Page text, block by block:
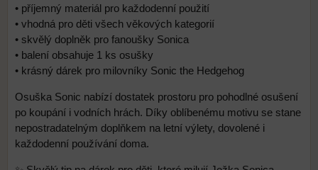
• příjemný materiál pro každodenní použití
• vhodná pro děti všech věkových kategorií
• skvělý doplněk pro fanoušky Sonica
• balení obsahuje 1 ks osušky
• krásný dárek pro milovníky Sonic the Hedgehog
Osuška Sonic nabízí dostatek prostoru pro pohodlné osušení
po koupání i vodních hrách. Díky oblíbenému motivu se stane
nepostradatelným doplňkem na letní výlety, dovolené i
každodenní používání doma.